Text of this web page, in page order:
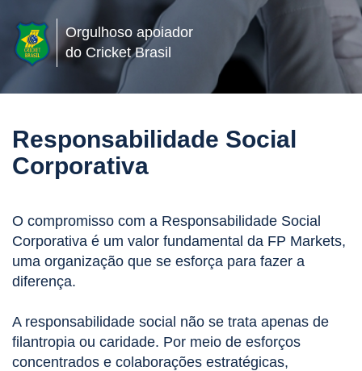
Orgulhoso apoiador
do Cricket Brasil
Responsabilidade Social
Corporativa
O compromisso com a Responsabilidade Social
Corporativa é um valor fundamental da FP Markets,
uma organização que se esforça para fazer a
diferença.
A responsabilidade social não se trata apenas de
filantropia ou caridade. Por meio de esforços
concentrados e colaborações estratégicas,